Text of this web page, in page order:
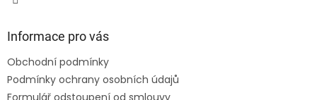
Informace pro vás
Obchodní podmínky
Podmínky ochrany osobních údajů